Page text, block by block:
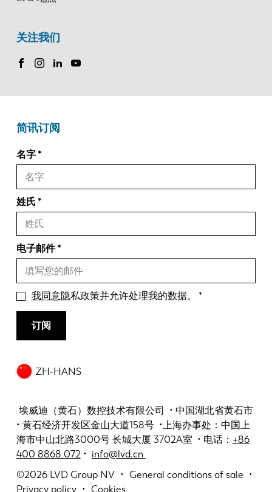
关注我们
ZH-HANS
埃威迪（黄石）数控技术有限公司 • 中国湖北省黄石市
• 黄石经济开发区金山大道158号 •上海办事处：中国上
海市中山北路3000号 长城大厦 3702A室 • 电话： +86
400 8868 072 • info@lvd.cn
©2026 LVD Group NV
General conditions of sale
Privacy policy
Cookies
简讯订阅
名字
姓氏
电子邮件
我同意隐私政策并允许处理我的数据。
订阅